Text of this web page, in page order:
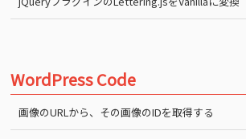
WordPress Code
画像のURLから、その画像のIDを取得する